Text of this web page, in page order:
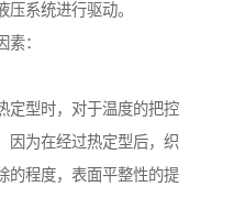
系统进行驱动。
：
定型时，对于温度的把控
因为在经过热定型后，织
的程度，表面平整性的提